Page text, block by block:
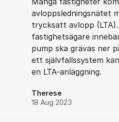
avloppsledningsnätet
trycksatt avlopp
fastighetsägare
pump ska grävas ner
ett självfallssystem
en LTA-anläggning.
Therese
18 Aug 2023